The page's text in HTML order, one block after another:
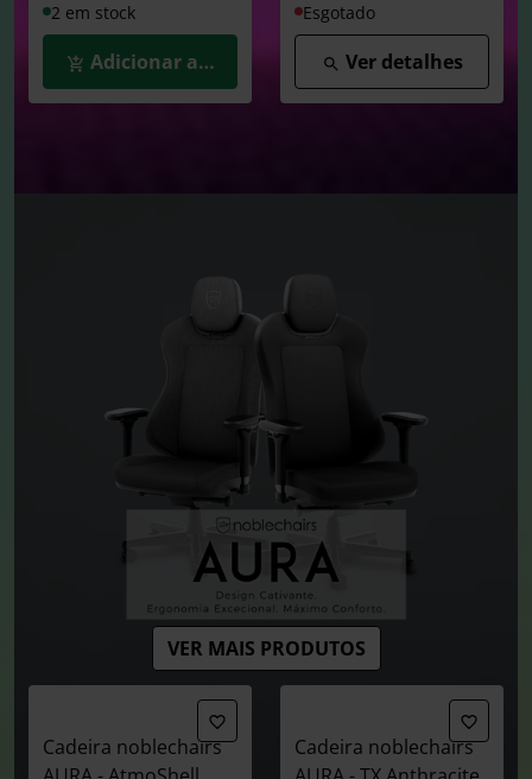
2 em stock
Adicionar ao Carrinho
Esgotado
Ver detalhes
Cadeira noblechairs
Cadeira noblechairs
VER MAIS PRODUTOS